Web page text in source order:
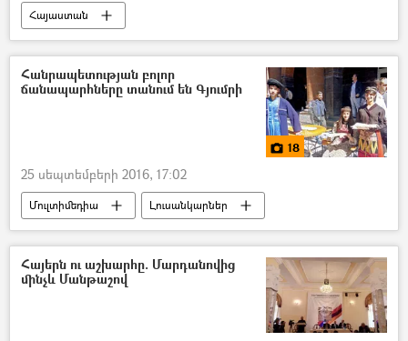
Հայաստան
Հանրապետության բոլոր
ճանապարհները տանում են Գյումրի
18
25 սեպտեմբերի 2016, 17:02
Մուլտիմեդիա Լուսանկարներ
Հայերն ու աշխարհը. Մարդանովից
մինչև Մանթաշով